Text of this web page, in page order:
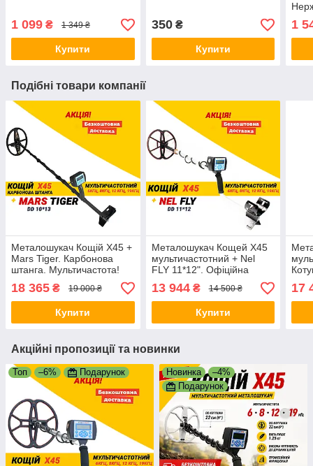
1 099 ₴ 1 349 ₴
Купити
350₴
Купити
1
Подібні товари компанії
Металошукач Кощій Х45 +
Mars Tiger. Карбонова
штанга. Мультичастота!
18 365 ₴ 19 000 ₴
Купити
Металошукач Кощей Х45
мультичастотний + Nel
FLY 11*12". Офіційна
доставка
13 944₴ 14 500 ₴
Купити
17
Акційні пропозиції та новинки
Топ –6% Подарунок Новинка
–4%
Подарунок